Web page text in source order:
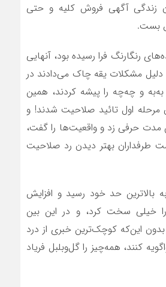
زندگی آگهی فروش کلیه و حتی
بست.
رنگارنگ فرا رسیده بود، آنهایی
دلیل مشکلات یقه چاک می‌دادند در
و چه‌چه را پیشه کردند، همین
اول تائید صلاحیت شدند! و
حرفی زد و واقعیت‌ها را گفت،
طرفداران بهتر دیدن رد صلاحیت
حد خود رسید و افزایش
خیلی سخت کرد، و در این بین
بدون این‌که کوچک‌ترین خبری از درد
کنند، همه‌چیز را گل‌وبلبل فریاد